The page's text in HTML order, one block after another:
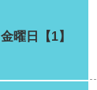
金曜日【1】